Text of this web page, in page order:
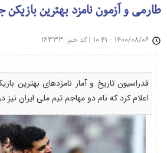
طارمی و آزمون نامزد بهترین بازیکن
| کد خبر: ۱۶۳۳۳
اعلام کرد که نام دو مهاجم تیم ملی ایران